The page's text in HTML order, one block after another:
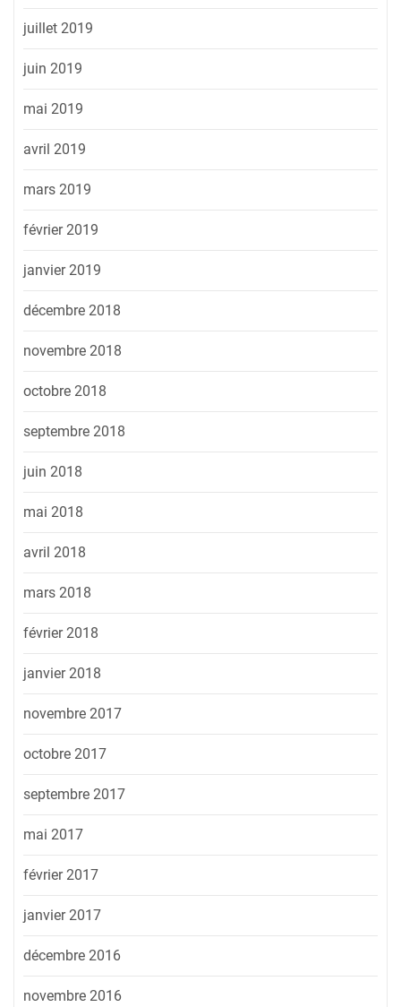
juillet 2019
juin 2019
mai 2019
avril 2019
mars 2019
février 2019
janvier 2019
décembre 2018
novembre 2018
octobre 2018
septembre 2018
juin 2018
mai 2018
avril 2018
mars 2018
février 2018
janvier 2018
novembre 2017
octobre 2017
septembre 2017
mai 2017
février 2017
janvier 2017
décembre 2016
novembre 2016